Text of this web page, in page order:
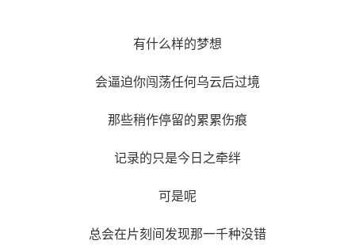
有什么样的梦想
会逼迫你闯荡任何乌云后过境
那些稍作停留的累累伤痕
记录的只是今日之牵绊
可是呢
总会在片刻间发现那一千种没错